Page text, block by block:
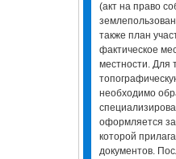
(акт на право
также план
фактическое
местности. Для
необходимо
оформляется
которой
документов.